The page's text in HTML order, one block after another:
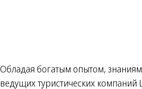
Обладая богатым опытом,
ведущих туристических